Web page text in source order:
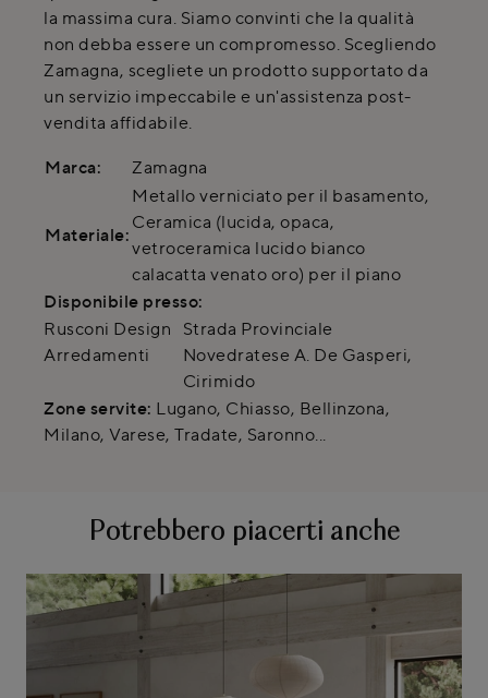
la massima cura. Siamo convinti che la qualità
non debba essere un compromesso. Scegliendo
Zamagna, scegliete un prodotto supportato da
un servizio impeccabile e un'assistenza post-
vendita affidabile.
Marca: Zamagna
Materiale:
Metallo verniciato per il basamento,
Ceramica (lucida, opaca,
vetroceramica lucido bianco
calacatta venato oro) per il piano
Disponibile presso:
Rusconi Design
Arredamenti
Strada Provinciale
Novedratese A. De Gasperi,
Cirimido
Zone servite: Lugano, Chiasso, Bellinzona,
Milano, Varese, Tradate, Saronno...
Potrebbero piacerti anche